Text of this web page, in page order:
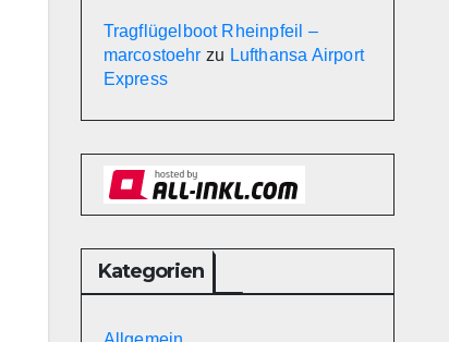
Tragflügelboot Rheinpfeil –
marcostoehr zu Lufthansa Airport
Express
Kategorien